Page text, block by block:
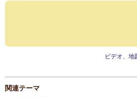
ビデオ、地
関連テーマ